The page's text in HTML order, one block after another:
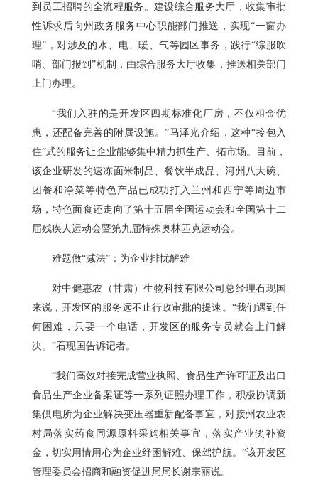
到员工招聘的全流程服务。建设综合服务大厅，收集审批
性诉求后向州政务服务中心职能部门推送，实现“一窗办
理”，对涉及的水、电、暖、气等园区事务，践行“综服吹
哨、部门报到”机制，由综合服务大厅收集，推送相关部门
上门办理。
“我们入驻的是开发区四期标准化厂房，不仅租金优
惠，还配备完善的附属设施。”马泽光介绍，这种“拎包入
住”式的服务让企业能够集中精力抓生产、拓市场。目前，
该企业研发的速冻面米制品、餐饮半成品、河州八大碗、
团餐和净菜等特色产品已成功打入兰州和西宁等周边市
场，特色面食还走向了第十五届全国运动会和全国第十二
届残疾人运动会暨第九届特殊奥林匹克运动会。
难题做“减法”：为企业排忧解难
对中健惠农（甘肃）生物科技有限公司总经理石现国
来说，开发区的服务远不止行政审批的提速。“我们遇到任
何困难，只要一个电话，开发区的服务专员就会上门解
决。”石现国告诉记者。
“我们高效对接完成营业执照、食品生产许可证及出口
食品生产企业备案证等一系列证照办理工作，积极协调新
集供电所为企业解决变压器重新配备事宜，对接州农业农
村局落实药食同源原料采购相关事宜，落实产业奖补资
金，切实用情用心为企业纾困解难、保驾护航。”该开发区
管理委员会招商和融资促进局局长谢宗丽说。